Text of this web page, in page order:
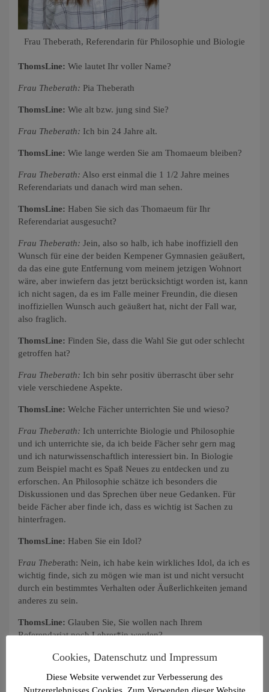
Frau Theberath, Referendarin für Philosophie und Biologie
ThomsLine: Wie lautet Ihr voller Name?
Frau Theberath: Pia Theberath
ThomsLine: Wie alt bzw. jung sind Sie?
Frau Theberath: Ich bin 24 Jahre alt.
ThomsLine: Wie lange werden Sie am Thomaeum bleiben?
Frau Theberath: Also erst einmal die 1 1/2 Jahre meines
Referendariats und danach wird man sehen.
ThomsLine: Haben Sie sich das Thomaeum für Ihr
Referendariat ausgesucht?
Frau Theberath: Jein, also so halb, ich habe inoffiziell den
Wunsch für eine der beiden Kempener Gymnasien geäußert,
da das eine gute Entfernung vom meinem jetzigen Wohnort
wäre, aber inwiefern das jetzt berücksichtigt worden ist, kann
ich nicht sagen, da es im Falle meiner Freundin, die diesen
inoffiziellen Wunsch auch geäußert hat, nicht der Fall war,
also fraglich.
ThomsLine: Finden Sie, dass die Wahl Sie gut oder schlecht
getroffen hat?
Frau Theberath: Ich bin sehr positiv überrascht über sehr
viele verschiedene Aspekte.
ThomsLine: Welche Fächer unterrichten Sie und wieso?
Frau Theberath: Ich unterrichte Biologie und Philosophie
und ich unterrichte sie, da ich beide Fächer sehr gern mag
und ich naturwissenschaftlich interessiert bin. In Biologie
zum Beispiel macht es Spaß Neues zu entdecken und zu
erforschen. An Philosophie schätze ich besonders die
Diskussionen und das Sprechen über neue Gedanken. Für
beide Fächer aber finde ich, dass es wichtig ist Sachen zu
hinterfragen.
ThomsLine: Haben Sie ein Idol?
Frau Theberath: Nein, ich habe kein wirkliches Idol, da ich es
wichtig finde, sich zu mögen wie man ist und nicht versucht
durch ein bestimmtes Verhalten oder Äußerlichkeiten jemand
anderes zu sein.
ThomsLine: Glauben Sie, Sie wollen nach Ihrem
Referendariat noch Lehrer*in werden?
Frau Theberath:Ja, auf jeden Fall, davon bin ich überzeugt
Cookies, Datenschutz und Impressum
Diese Website verwendet zur Verbesserung des